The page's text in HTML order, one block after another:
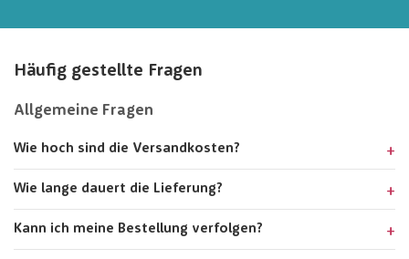
Häufig gestellte Fragen
Allgemeine Fragen
Wie hoch sind die Versandkosten?
Wie lange dauert die Lieferung?
Kann ich meine Bestellung verfolgen?